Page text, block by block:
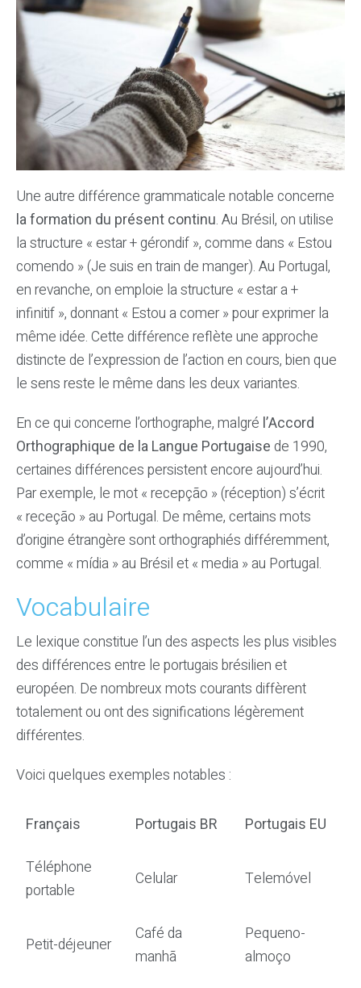
Une autre différence grammaticale notable concerne
la formation du présent continu. Au Brésil, on utilise
la structure « estar + gérondif », comme dans « Estou
comendo » (Je suis en train de manger). Au Portugal,
en revanche, on emploie la structure « estar a +
infinitif », donnant « Estou a comer » pour exprimer la
même idée. Cette différence reflète une approche
distincte de l’expression de l’action en cours, bien que
le sens reste le même dans les deux variantes.
En ce qui concerne l’orthographe, malgré l’Accord
Orthographique de la Langue Portugaise de 1990,
certaines différences persistent encore aujourd’hui.
Par exemple, le mot « recepção » (réception) s’écrit
« receção » au Portugal. De même, certains mots
d’origine étrangère sont orthographiés différemment,
comme « mídia » au Brésil et « media » au Portugal.
Vocabulaire
Le lexique constitue l’un des aspects les plus visibles
des différences entre le portugais brésilien et
européen. De nombreux mots courants diffèrent
totalement ou ont des significations légèrement
différentes.
Voici quelques exemples notables :
Français Portugais BR Portugais EU
Téléphone
portable
Celular Telemóvel
Petit-déjeuner
Café da
manhã
Pequeno-
almoço